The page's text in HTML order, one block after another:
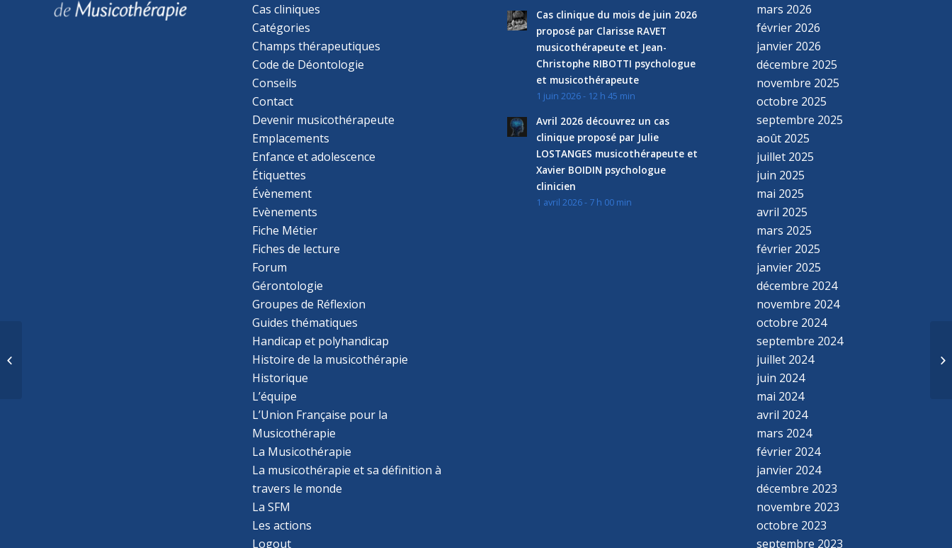
Cas cliniques
Catégories
Champs thérapeutiques
Code de Déontologie
Conseils
Contact
Devenir musicothérapeute
Emplacements
Enfance et adolescence
Étiquettes
Évènement
Evènements
Fiche Métier
Fiches de lecture
Forum
Gérontologie
Groupes de Réflexion
Guides thématiques
Handicap et polyhandicap
Histoire de la musicothérapie
Historique
L’équipe
L’Union Française pour la
Musicothérapie
La Musicothérapie
La musicothérapie et sa définition à
travers le monde
La SFM
Les actions
Logout
Cas clinique du mois de juin 2026
proposé par Clarisse RAVET
musicothérapeute et Jean-
Christophe RIBOTTI psychologue
et musicothérapeute
1 juin 2026 - 12 h 45 min
Avril 2026 découvrez un cas
clinique proposé par Julie
LOSTANGES musicothérapeute et
Xavier BOIDIN psychologue
clinicien
1 avril 2026 - 7 h 00 min
mars 2026
février 2026
janvier 2026
décembre 2025
novembre 2025
octobre 2025
septembre 2025
août 2025
juillet 2025
juin 2025
mai 2025
avril 2025
mars 2025
février 2025
janvier 2025
décembre 2024
novembre 2024
octobre 2024
septembre 2024
juillet 2024
juin 2024
mai 2024
avril 2024
mars 2024
février 2024
janvier 2024
décembre 2023
novembre 2023
octobre 2023
septembre 2023